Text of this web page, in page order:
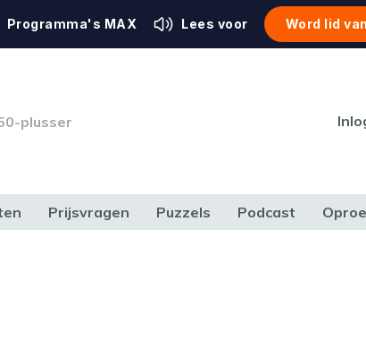
Programma's MAX Lees voor Word lid
plusser
Prijsvragen Puzzels Podcast